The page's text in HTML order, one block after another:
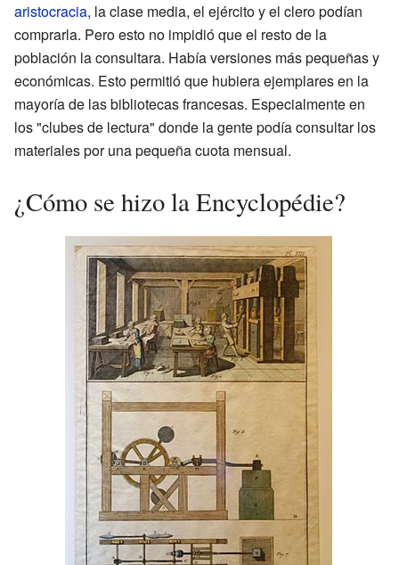
aristocracia, la clase media, el ejército y el clero podían
comprarla. Pero esto no impidió que el resto de la
población la consultara. Había versiones más pequeñas y
económicas. Esto permitió que hubiera ejemplares en la
mayoría de las bibliotecas francesas. Especialmente en
los "clubes de lectura" donde la gente podía consultar los
materiales por una pequeña cuota mensual.
¿Cómo se hizo la Encyclopédie?